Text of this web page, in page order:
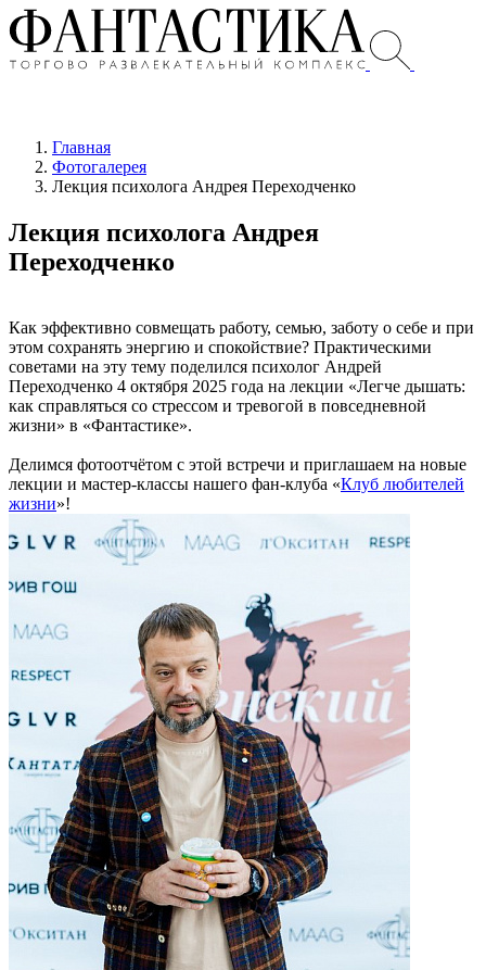
Главная
Фотогалерея
Лекция психолога Андрея Переходченко
Лекция психолога Андрея
Переходченко
Как эффективно совмещать работу, семью, заботу о себе и при
этом сохранять энергию и спокойствие? Практическими
советами на эту тему поделился психолог Андрей
Переходченко 4 октября 2025 года на лекции «Легче дышать:
как справляться со стрессом и тревогой в повседневной
жизни» в «Фантастике».
Делимся фотоотчётом с этой встречи и приглашаем на новые
лекции и мастер-классы нашего фан-клуба «Клуб любителей
жизни»!